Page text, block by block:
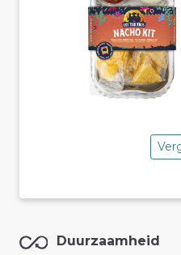
Duurzaamheid